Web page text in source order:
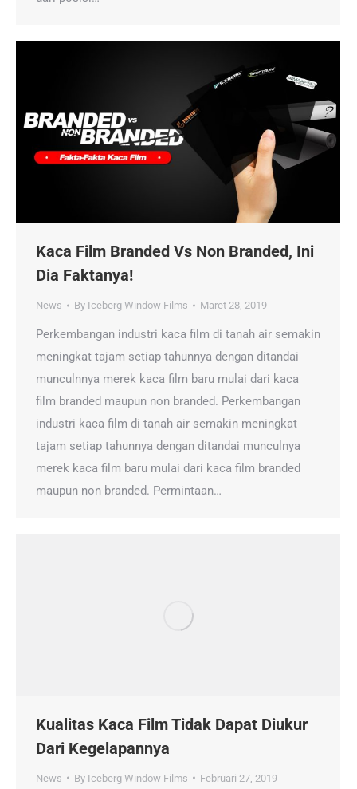
Kaca Film Branded Vs Non Branded, Ini
Dia Faktanya!
News By Iceberg Window Films Maret 28, 2019
Perkembangan industri kaca film di tanah air semakin
meningkat tajam setiap tahunnya dengan ditandai
munculnnya merek kaca film baru mulai dari kaca
film branded maupun non branded. Perkembangan
industri kaca film di tanah air semakin meningkat
tajam setiap tahunnya dengan ditandai munculnya
merek kaca film baru mulai dari kaca film branded
maupun non branded. Permintaan…
Kualitas Kaca Film Tidak Dapat Diukur
Dari Kegelapannya
News By Iceberg Window Films Februari 27, 2019